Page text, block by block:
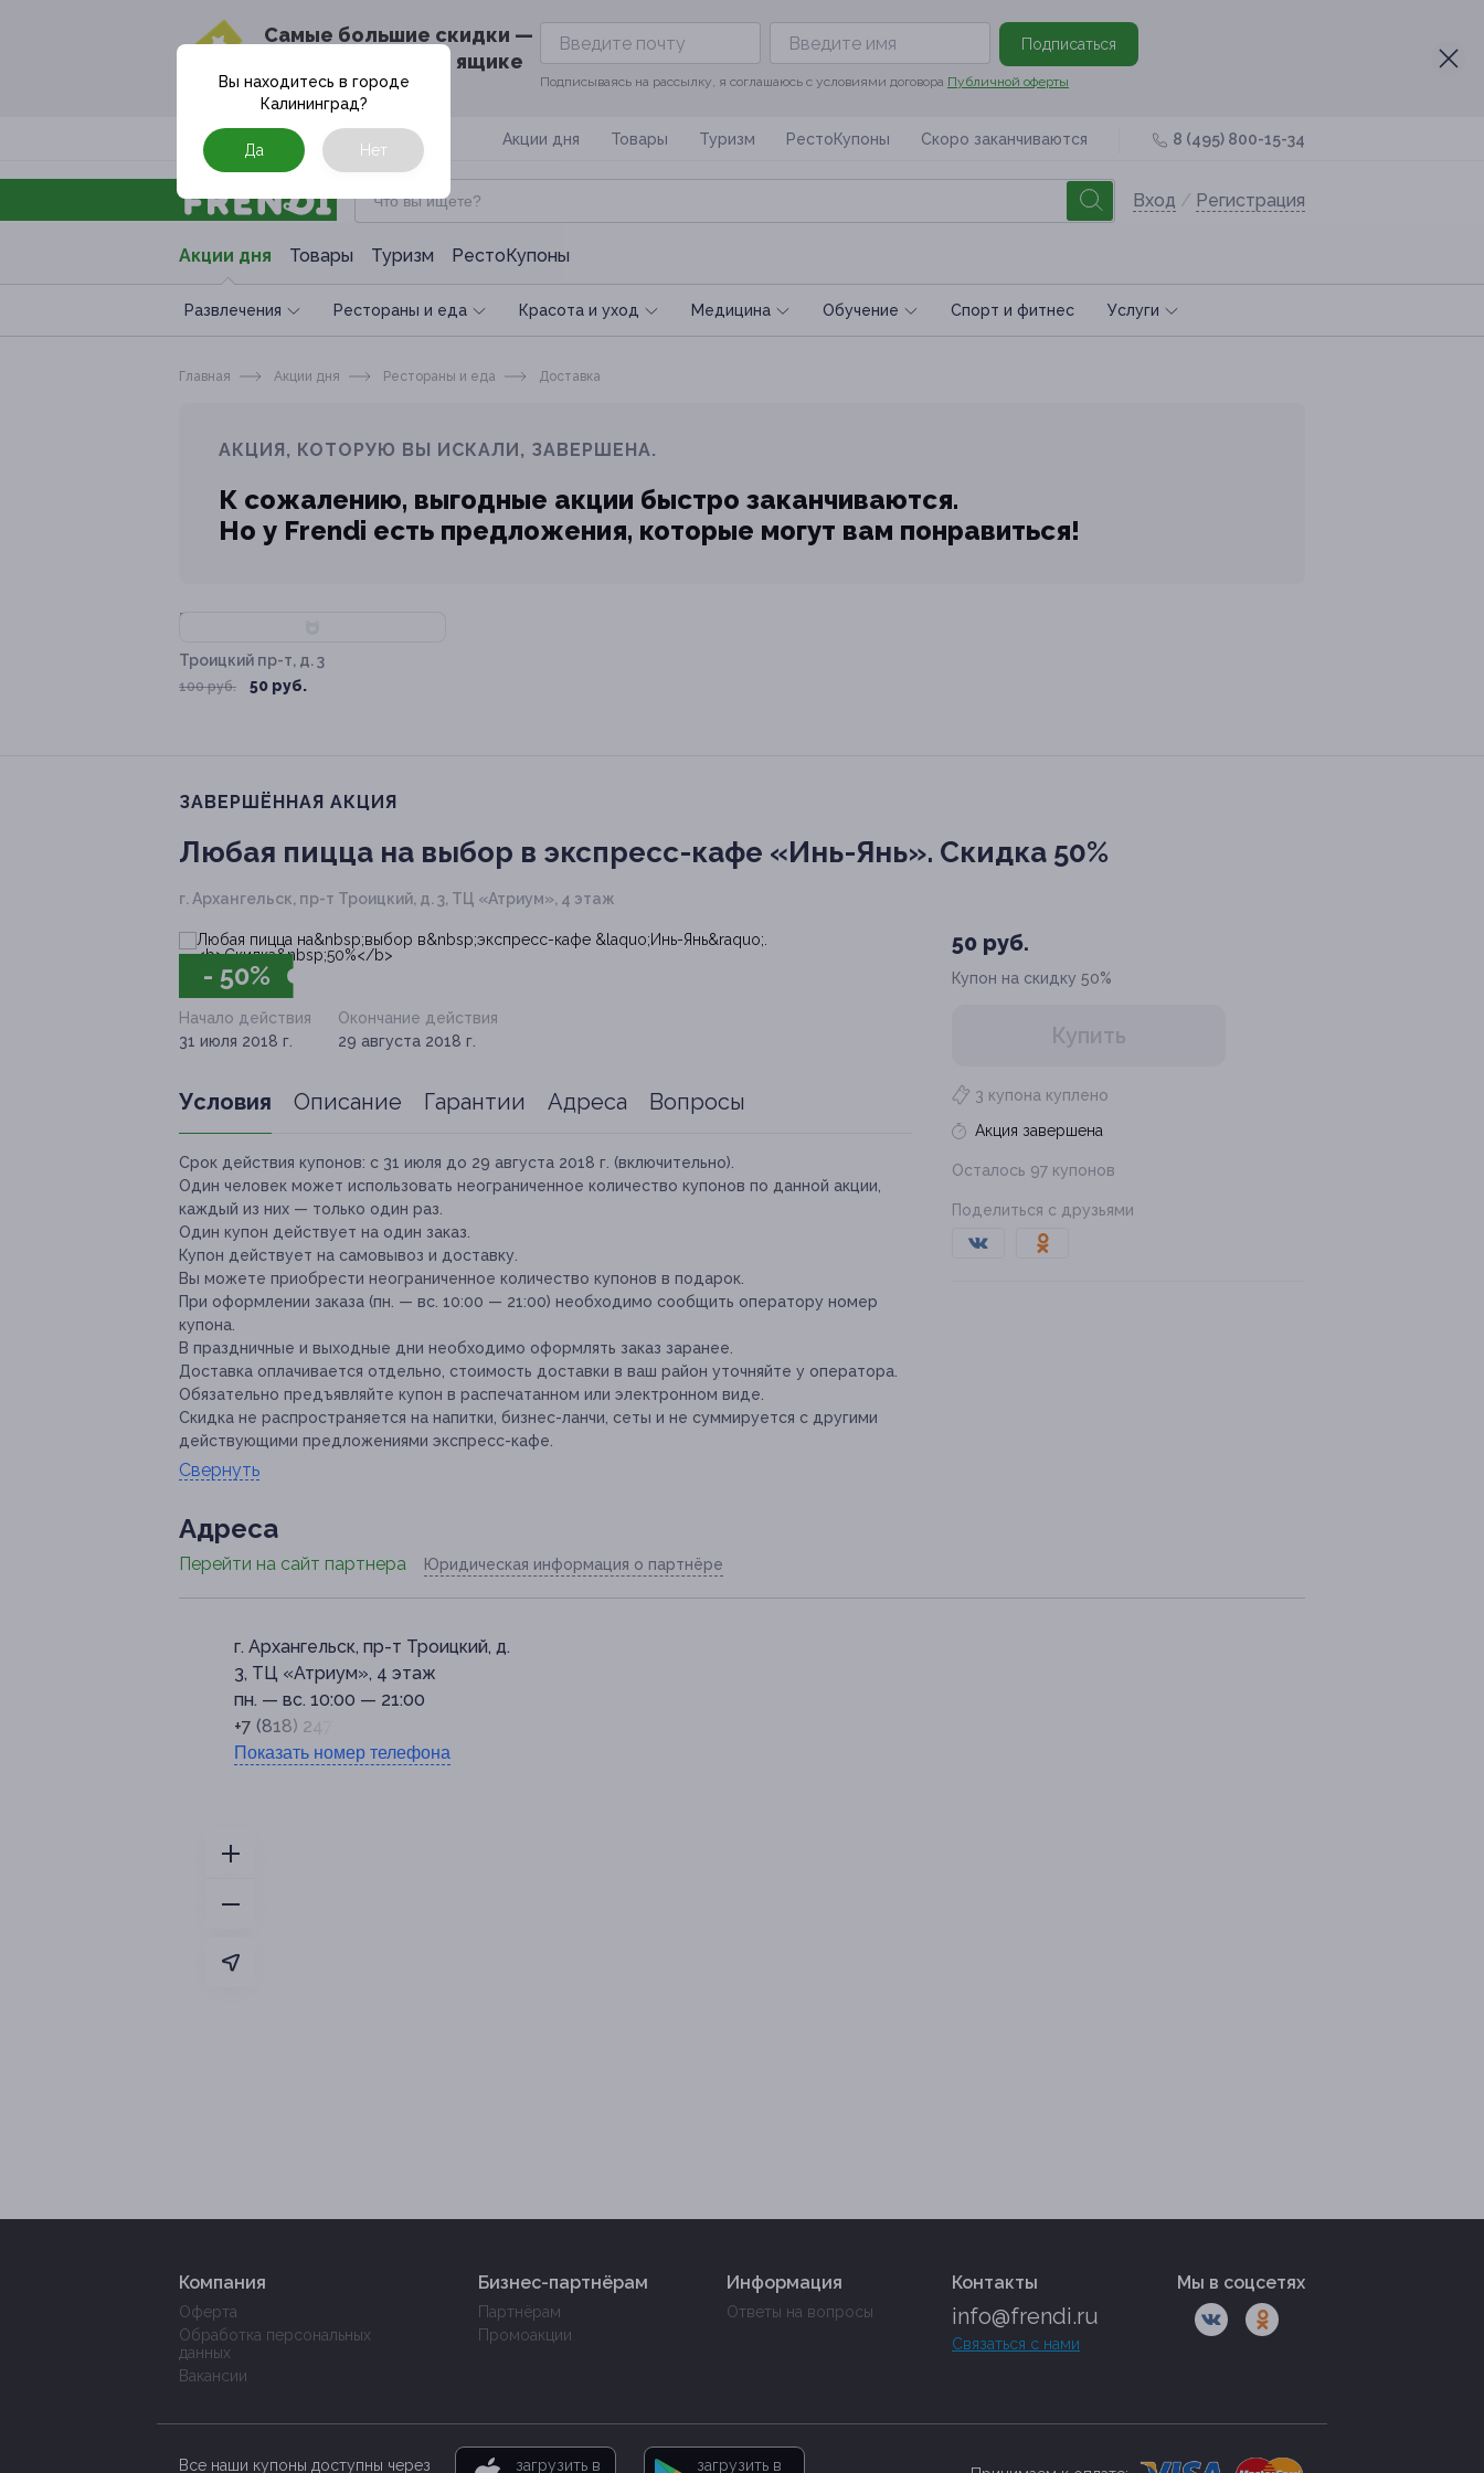
Cамые большие скидки —
в твоём почтовом ящике
Подписаться
Подписываясь на рассылку, я соглашаюсь с условиями договора Публичной оферты
Москва Акции дня Товары Туризм РестоКупоны Скоро заканчиваются 8 (495) 800-15-34
Вход / Регистрация
Акции дня Товары Туризм РестоКупоны
Развлечения Рестораны и еда Красота и уход Медицина Обучение Спoрт и фитнес Услуги
Вы находитесь в городе
Калининград?
Да Нет
Главная Акции дня Рестораны и еда Доставка
АКЦИЯ, КОТОРУЮ ВЫ ИСКАЛИ, ЗАВЕРШЕНА.
К сожалению, выгодные акции быстро заканчиваются.
Но у Frendi есть предложения, которые могут вам понравиться!
Троицкий пр-т, д. 3
100 руб. 50 руб.
ЗАВЕРШЁННАЯ АКЦИЯ
Любая пицца на выбор в экспресс-кафе «Инь-Янь». Скидка 50%
г. Архангельск, пр-т Троицкий, д. 3, ТЦ «Атриум», 4 этаж
- 50%
50 руб.
Купон на скидку 50%
Купить
3 купона куплено
Акция завершена
Осталось 97 купонов
Поделиться с друзьями
Начало действия
31 июля 2018 г.
Окончание действия
29 августа 2018 г.
Условия Описание Гарантии Адреса Вопросы
Срок действия купонов: с 31 июля до 29 августа 2018 г. (включительно).
Один человек может использовать неограниченное количество купонов по данной акции,
каждый из них — только один раз.
Один купон действует на один заказ.
Купон действует на самовывоз и доставку.
Вы можете приобрести неограниченное количество купонов в подарок.
При оформлении заказа (пн. — вс. 10:00 — 21:00) необходимо сообщить оператору номер
купона.
В праздничные и выходные дни необходимо оформлять заказ заранее.
Доставка оплачивается отдельно, стоимость доставки в ваш район уточняйте у оператора.
Обязательно предъявляйте купон в распечатанном или электронном виде.
Скидка не распространяется на напитки, бизнес-ланчи, сеты и не суммируется с другими
действующими предложениями экспресс-кафе.
Свернуть
Адресa
Перейти на сайт партнера Юридическая информация о партнёре
г. Архангельск, пр-т Троицкий, д.
3, ТЦ «Атриум», 4 этаж
пн. — вс. 10:00 — 21:00
+7 (818) 247-47-18
Показать номер телефона
Компания
Оферта
Обработка персональных
данных
Вакансии
Бизнес-партнёрам
Партнёрам
Промоакции
Информация
Ответы на вопросы
Контакты
info@frendi.ru
Связаться с нами
Мы в соцсетях
Все наши купоны доступны через загрузить в загрузить в